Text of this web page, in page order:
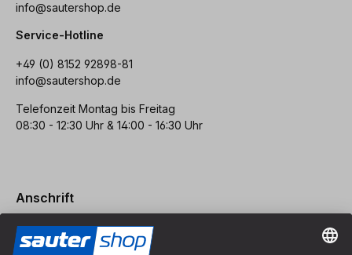
info@sautershop.de
Service-Hotline
+49 (0) 8152 92898-81
info@sautershop.de
Telefonzeit Montag bis Freitag
08:30 - 12:30 Uhr & 14:00 - 16:30 Uhr
Anschrift
Arzbergerstraße 4